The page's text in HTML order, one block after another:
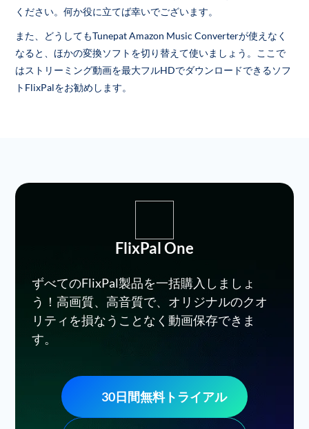
ください。何か役に立てば幸いでございます。
また、どうしてもTunepat Amazon Music Converterが使えなく
なると、ほかの変換ソフトを切り替えて使いましょう。ここで
はストリーミング動画を最大フルHDでダウンロードできるソフ
トFlixPalをお勧めします。
FlixPal One
ずべてのFlixPal製品を一括購入しましょ
う！高画質、高音質で、オリジナルのクオ
リティを損なうことなく動画保存できま
す。
30日間無料トライアル